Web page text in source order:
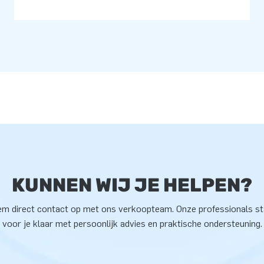
KUNNEN WIJ JE HELPEN?
direct contact op met ons verkoopteam. Onze professionals
voor je klaar met persoonlijk advies en praktische ondersteuning.